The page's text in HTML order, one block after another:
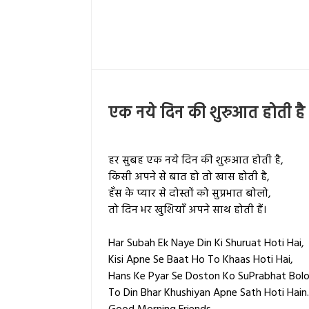
एक नये दिन की शुरुआत होती है
हर सुबह एक नये दिन की शुरुआत होती है,
किसी अपने से बात हो तो खास होती है,
हँस के प्यार से दोस्तों को सुप्रभात बोलो,
तो दिन भर खुशियाँ अपने साथ होती हैं।
Har Subah Ek Naye Din Ki Shuruat Hoti Hai,
Kisi Apne Se Baat Ho To Khaas Hoti Hai,
Hans Ke Pyar Se Doston Ko SuPrabhat
To Din Bhar Khushiyan Apne Sath Hoti Hain.